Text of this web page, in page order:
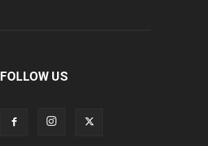
FOLLOW US